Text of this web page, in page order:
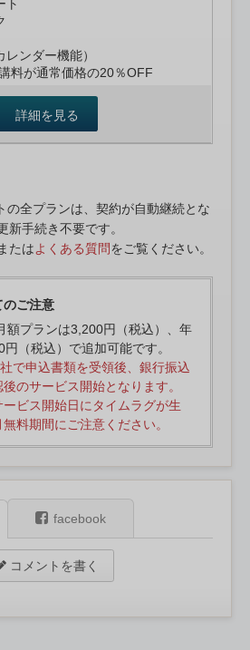
ト
ンダー機能）
料が通常価格の20％OFF
詳細を見る
の全プランは、契約が自動継続とな
新手続き不要です。
またはよくある質問をご覧ください。
のご注意
額プランは3,200円（税込）、年
（税込）で追加可能です。
で申込書類を受領後、銀行振込
のサービス開始となります。
ビス開始日にタイムラグが生
料期間にご注意ください。
facebook
コメントを書く